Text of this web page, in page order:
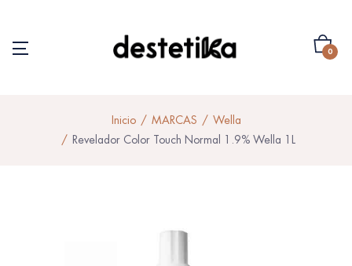
0
Inicio MARCAS
Wella
Revelador Color Touch Normal 1.9% Wella 1L